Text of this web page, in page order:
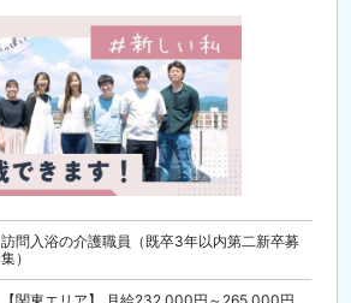
訪問入浴の介護職員（既卒3年以内第二新卒募
集）